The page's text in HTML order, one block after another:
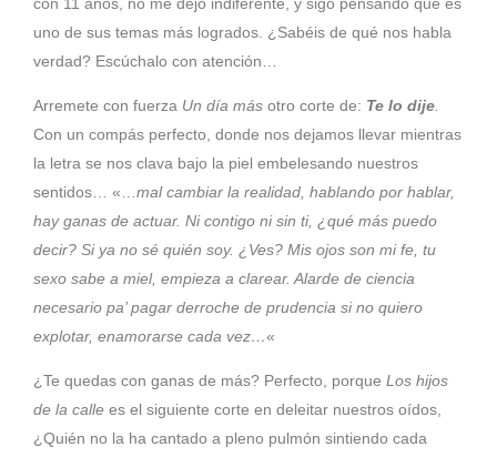
uno de sus temas más logrados. ¿Sabéis de qué nos habla
verdad? Escúchalo con atención…
Arremete con fuerza Un día más otro corte de: Te lo dije
Con un compás perfecto, donde nos dejamos llevar mientras
la letra se nos clava bajo la piel embelesando nuestros
sentidos… «… mal cambiar la realidad, hablando por hablar,
hay ganas de actuar. Ni contigo ni sin ti, ¿qué más puedo
decir? Si ya no sé quién soy. ¿Ves? Mis ojos son mi fe, tu
sexo sabe a miel, empieza a clarear. Alarde de ciencia
necesario pa’ pagar derroche de prudencia si no quiero
explotar, enamorarse cada vez…«
¿Te quedas con ganas de más? Perfecto, porque Los hijos
de la calle es el siguiente corte en deleitar nuestros oídos,
¿Quién no la ha cantado a pleno pulmón sintiendo cada